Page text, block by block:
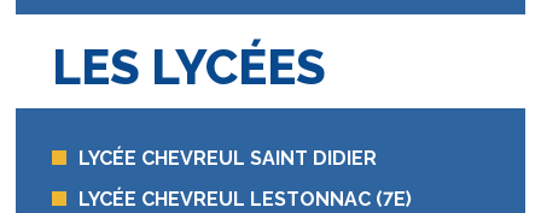
LES LYCÉES
LYCÉE CHEVREUL SAINT DIDIER
LYCÉE CHEVREUL LESTONNAC (7E)